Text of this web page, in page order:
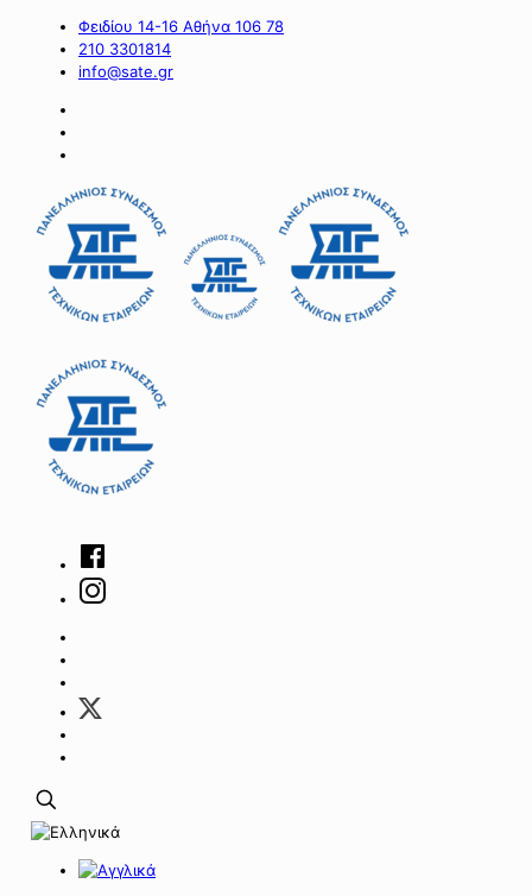
Φειδίου 14-16 Αθήνα 106 78
210 3301814
info@sate.gr